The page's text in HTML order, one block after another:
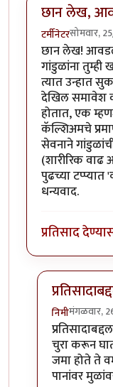
छान लेख,
टर्मीनेटरसोमवार,
छान लेख!
गांडुळांना
त्यात उन्हात
देखिल समावेश
होतात, एक
कॅल्शिअमचे
सेवनाने
(शारीरिक
पुढच्या टप्प्यात
धन्यवाद.
प्रतिसाद
निमीमंगळवार,
In reply to
चुरा करून
जमा होते ते
पानांवर